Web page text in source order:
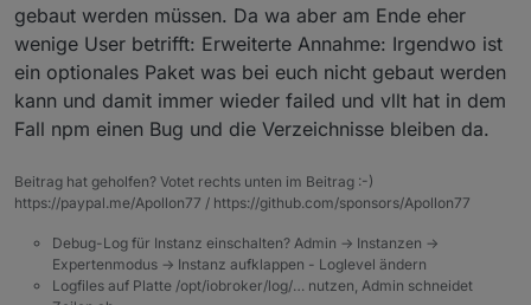
gebaut werden müssen. Da wa aber am Ende eher
wenige User betrifft: Erweiterte Annahme: Irgendwo ist
ein optionales Paket was bei euch nicht gebaut werden
kann und damit immer wieder failed und vllt hat in dem
Fall npm einen Bug und die Verzeichnisse bleiben da.
Beitrag hat geholfen? Votet rechts unten im Beitrag :-)
https://paypal.me/Apollon77 / https://github.com/sponsors/Apollon77
Debug-Log für Instanz einschalten? Admin -> Instanzen ->
Expertenmodus -> Instanz aufklappen - Loglevel ändern
Logfiles auf Platte /opt/iobroker/log/… nutzen, Admin schneidet